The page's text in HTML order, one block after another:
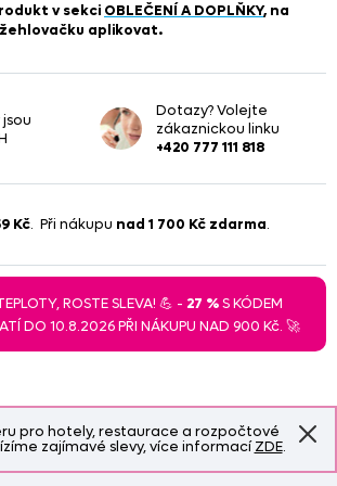
pro hotely, restaurace a rozpočtové
zajímavé slevy, více informacíZDE.
v sekci OBLEČENÍ A DOPLŇKY, na
aplikovat.
Dotazy? Volejte
zákaznickou linku
+420 777 111 818
Kč. Při nákupu nad 1 700 Kč zdarma.
ROSTE SLEVA! 💪 - 27 %S KÓDEM
DO 10.8.2026 PŘI NÁKUPU NAD 900 Kč. 🚀